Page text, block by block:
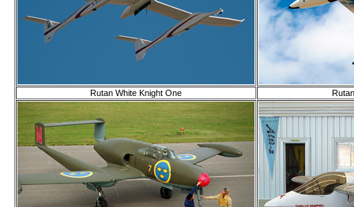
Rutan White Knight One